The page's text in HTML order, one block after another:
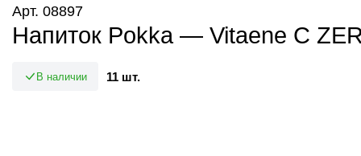
Арт. 08897
Напиток Pokka — Vitaene C
В наличии 11 шт.